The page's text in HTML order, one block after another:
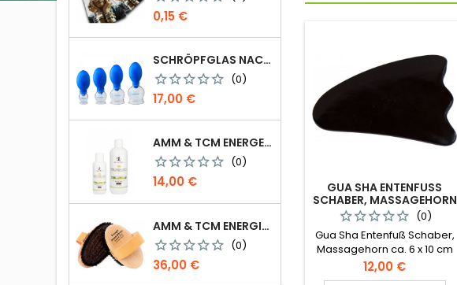
Preis
0,15 €
SCHRÖPFGLAS NACH CELIK MIT VENTILBALL
(0)
Preis
17,00 €
AMM & TCM ENERGETISIERTES ÖL - BIO-SESAM MIT ROSMARIN/BEIFUSS
(0)
Preis
14,00 €
AMM & TCM ENERGIE IONEN BÜRSTE
(0)
Preis
36,00 €
GUA SHA ENTENFUSS S
CHABER, MASSAGEHORN C
A. 6 X 10 CM (0)
Gua Sha Entenfuß Schaber,
Massagehorn ca. 6 x 10 cm
Preis
12,00 €